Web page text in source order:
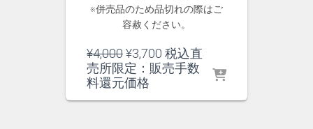
※併売品のため品切れの際はご
容赦ください。
¥4,000元
の
価
¥3,700 現
在
税込直
売所限定：販売手数
料還元価格